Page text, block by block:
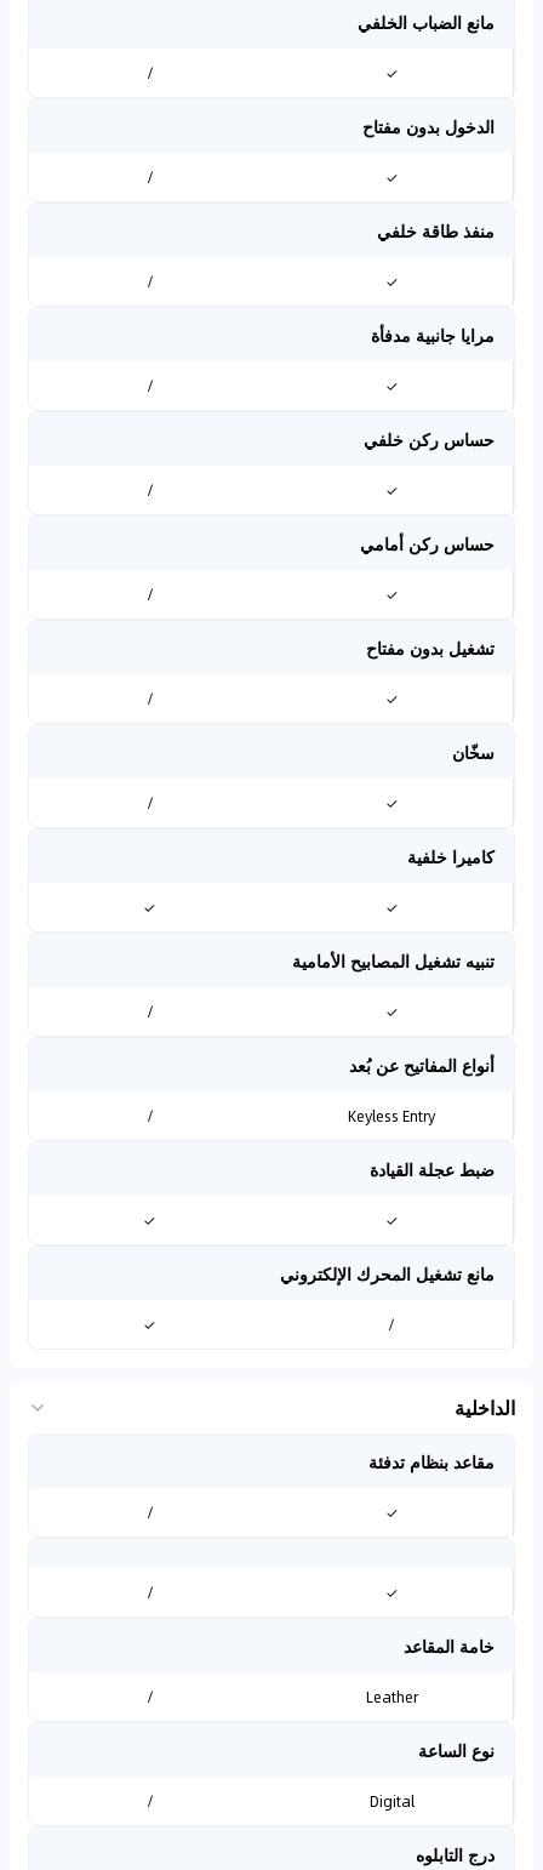
مانع الضباب الخلفي
✓
/
الدخول بدون مفتاح
✓
/
منفذ طاقة خلفي
✓
/
مرايا جانبية مدفأة
✓
/
حساس ركن خلفي
✓
/
حساس ركن أمامي
✓
/
تشغيل بدون مفتاح
✓
/
سخّان
✓
/
كاميرا خلفية
✓
✓
تنبيه تشغيل المصابيح الأمامية
✓
/
أنواع المفاتيح عن بُعد
Keyless Entry
/
ضبط عجلة القيادة
✓
✓
مانع تشغيل المحرك الإلكتروني
/
✓
الداخلية
مقاعد بنظام تدفئة
✓
/
✓
/
خامة المقاعد
Leather
/
نوع الساعة
Digital
/
درج التابلوه